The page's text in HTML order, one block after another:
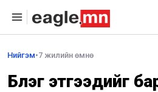
Нийгэм•7 жилийн өмнө
Бүлэг этгээдийг